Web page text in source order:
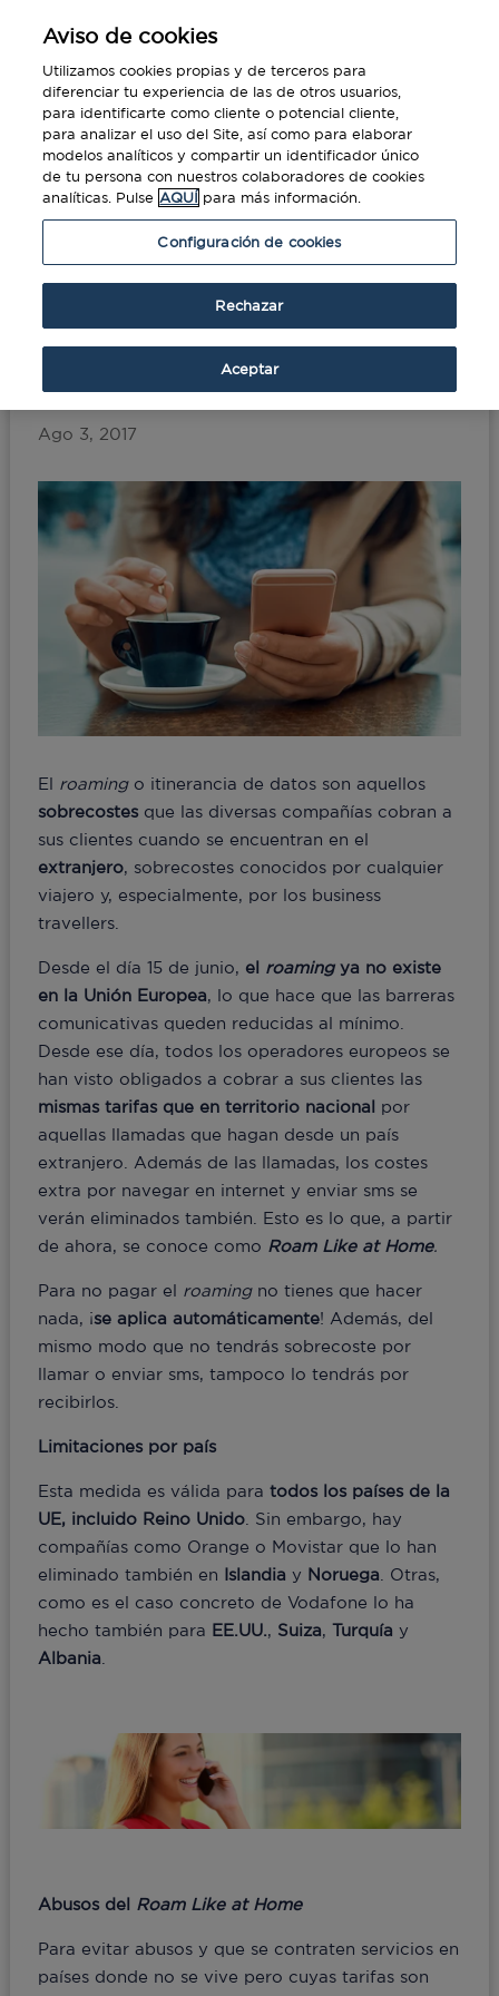
Portada»El fin del roaming: el aliado del
business traveller
El fin del roaming: el
aliado del business
traveller
Ago 3, 2017
El roamingo itinerancia de datos son aquellos
sobrecostesque las diversas compañías cobran a
sus clientes cuando se encuentran en el
extranjero, sobrecostes conocidos por cualquier
viajero y, especialmente, por los business
travellers.
Desde el día 15 de junio, el roamingya no existe
en la Unión Europea, lo que hace que las barreras
comunicativas queden reducidas al mínimo.
Desde ese día, todos los operadores europeos se
han visto obligados a cobrar a sus clientes las
mismas tarifas que en territorio nacional por
aquellas llamadas que hagan desde un país
extranjero. Además de las llamadas, los costes
extra por navegar en internet y enviar sms se
verán eliminados también. Esto es lo que, a partir
de ahora, se conoce como Roam Like at Home.
Para no pagar el roamingno tienes que hacer
nada, ¡se aplica automáticamente! Además, del
mismo modo que no tendrás sobrecoste por
llamar o enviar sms, tampoco lo tendrás por
recibirlos.
Limitaciones por país
Esta medida es válida para todos los países de la
UE, incluido Reino Unido. Sin embargo, hay
compañías como Orange o Movistar que lo han
eliminado también en Islandia y Noruega . Otras,
como es el caso concreto de Vodafone lo ha
hecho también para EE.UU., Suiza, Turquía y
Albania
Abusos del Roam Like at Home
Para evitar abusos y que se contraten servicios en
países donde no se vive pero cuyas tarifas son
Aviso de cookies
Utilizamos cookies propias y de terceros para
diferenciar tu experiencia de las de otros usuarios,
para identificarte como cliente o potencial cliente,
para analizar el uso del Site, así como para elaborar
modelos analíticos y compartir un identificador único
de tu persona con nuestros colaboradores de cookies
analíticas. Pulse AQUÍ para más información.
Configuración de cookies
Rechazar
Aceptar